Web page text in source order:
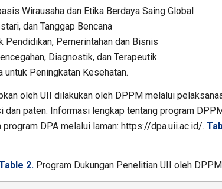
Wirausaha dan Etika Berdaya Saing Global
dan Tanggap Bencana
Pendidikan, Pemerintahan dan Bisnis
Diagnostik, dan Terapeutik
Peningkatan Kesehatan.
oleh UII dilakukan oleh DPPM melalui
paten. Informasi lengkap tentang program
DPA melalui laman: https://dpa.uii.ac.id/.
2. Program Dukungan Penelitian UII oleh